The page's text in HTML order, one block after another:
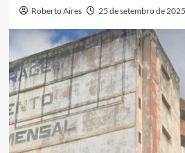
Roberto Aires 25 de setembro de 2025